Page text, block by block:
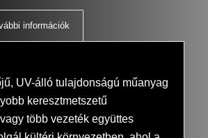
információk
UV-álló tulajdonságú műanyag
keresztmetszetű
több vezeték együttes